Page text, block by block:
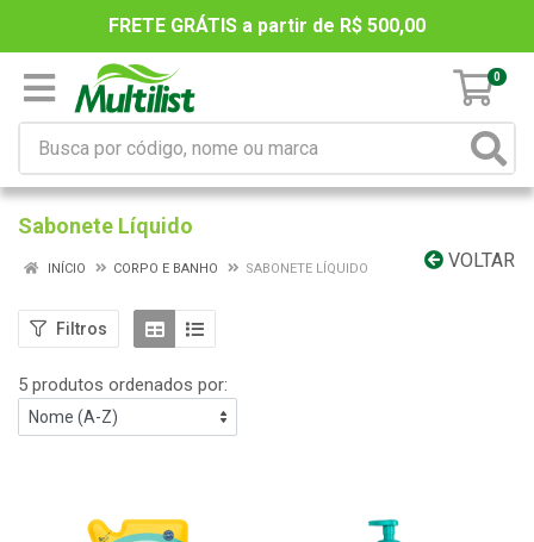
FRETE GRÁTIS a partir de R$ 500,00
0
Sabonete Líquido
VOLTAR
INÍCIO CORPO E BANHO SABONETE LÍQUIDO
Filtros
5 produtos ordenados por: